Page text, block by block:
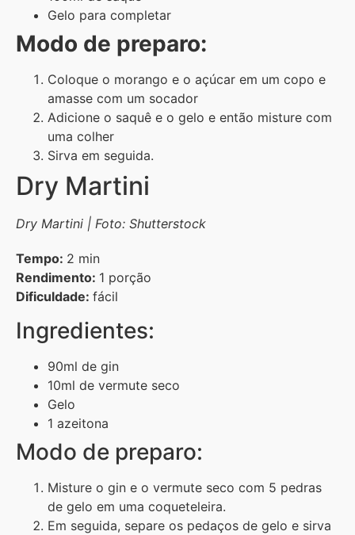
Gelo para completar
Modo de preparo:
Coloque o morango e o açúcar em um copo e
amasse com um socador
Adicione o saquê e o gelo e então misture com
uma colher
Sirva em seguida.
Dry Martini
Dry Martini | Foto: Shutterstock
Tempo: 2 min
Rendimento: 1 porção
Dificuldade: fácil
Ingredientes:
90ml de gin
10ml de vermute seco
Gelo
1 azeitona
Modo de preparo:
Misture o gin e o vermute seco com 5 pedras
de gelo em uma coqueteleira.
Em seguida, separe os pedaços de gelo e sirva